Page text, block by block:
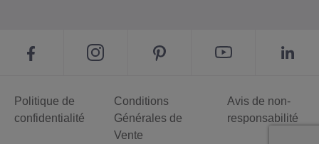
Politique de
confidentialité
Conditions
Générales de
Vente
Avis de non-
responsabilité